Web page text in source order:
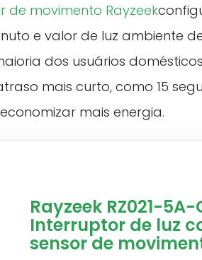
de movimento Rayzeek
e valor de luz ambiente
dos usuários
mais curto, como 15
mais energia.
Rayzeek RZ021-5A-
Interruptor de luz
sensor de